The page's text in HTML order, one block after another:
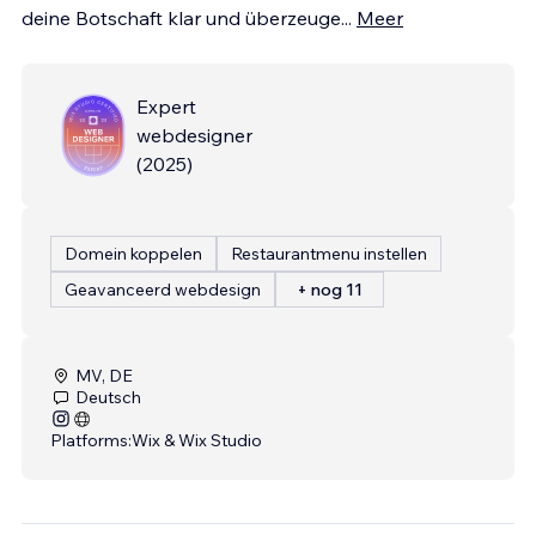
deine Botschaft klar und überzeuge... Meer
Expert
webdesigner
(2025)
Domein koppelen
Restaurantmenu instellen
Geavanceerd webdesign
+ nog 11
MV, DE
Deutsch
Platforms:Wix & Wix Studio